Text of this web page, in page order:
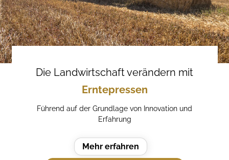
Die Landwirtschaft verändern mit
Erntepressen
Führend auf der Grundlage von Innovation und
Erfahrung
Mehr erfahren